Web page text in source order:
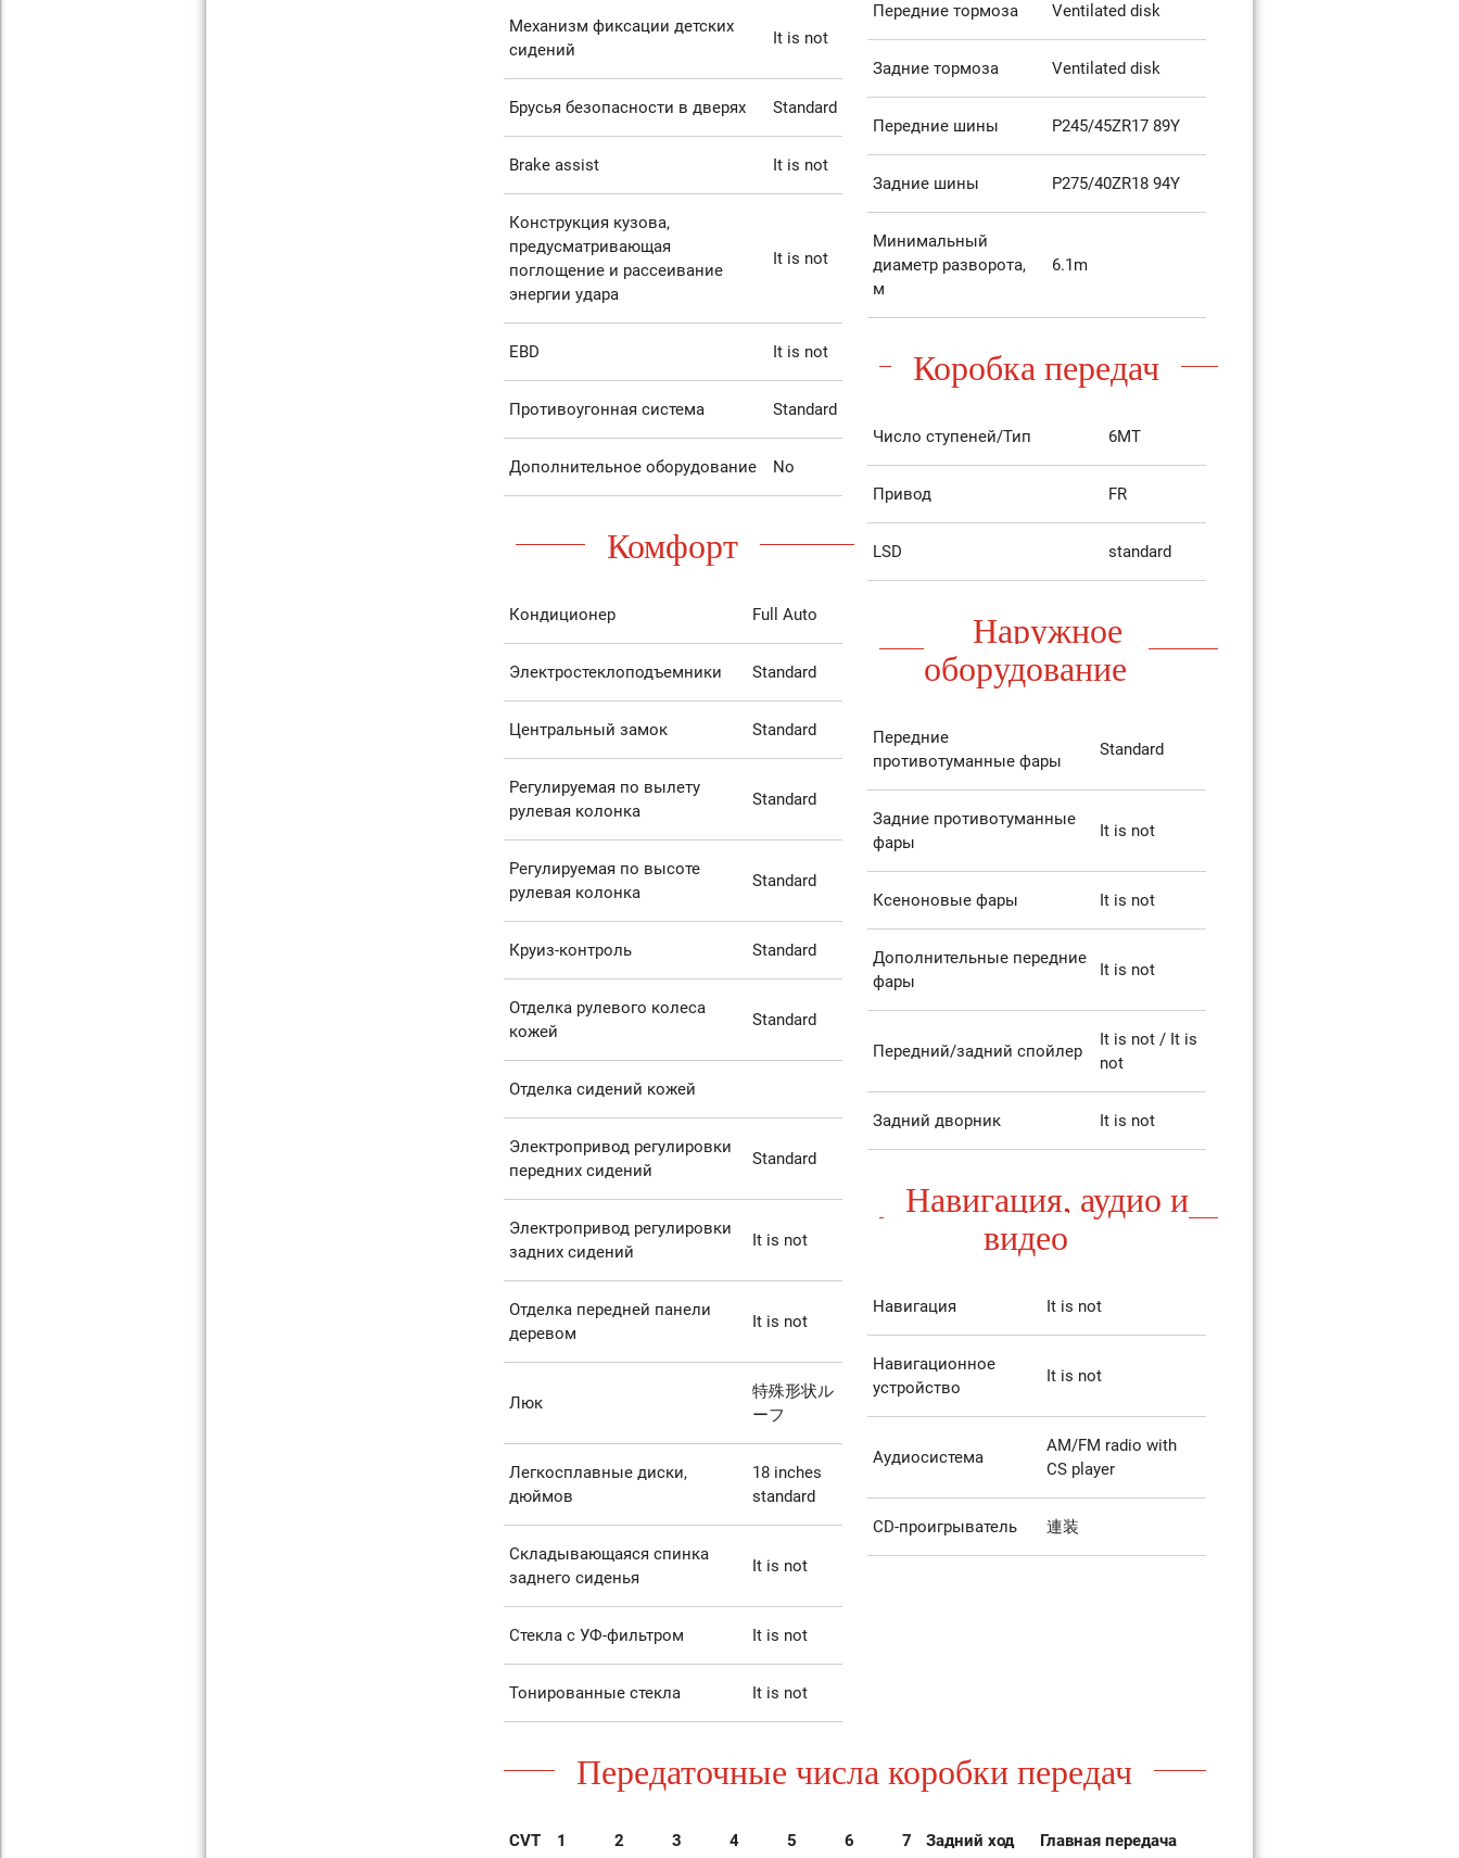
Механизм фиксации детских
сидений
It is not
Брусья безопасности в дверях Standard
Brake assist It is not
Конструкция кузова,
предусматривающая
поглощение и рассеивание
энергии удара
It is not
EBD It is not
Противоугонная система Standard
Дополнительное оборудование No
Комфорт
Кондиционер Full Auto
Электростеклоподъемники Standard
Центральный замок Standard
Регулируемая по вылету
рулевая колонка
Standard
Регулируемая по высоте
рулевая колонка
Standard
Круиз-контроль Standard
Отделка рулевого колеса
кожей
Standard
Отделка сидений кожей
Электропривод регулировки
передних сидений
Standard
Электропривод регулировки
задних сидений
It is not
Отделка передней панели
деревом
It is not
Люк
特殊形状ル
ーフ
Легкосплавные диски,
дюймов
18 inches
standard
Складывающаяся спинка
заднего сиденья
It is not
Стекла с УФ-фильтром It is not
Тонированные стекла It is not
Передние тормоза Ventilated disk
Задние тормоза Ventilated disk
Передние шины P245/45ZR17 89Y
Задние шины P275/40ZR18 94Y
Минимальный
диаметр разворота,
м
6.1m
Коробка передач
Число ступеней/Тип 6MT
Привод FR
LSD standard
Наружное
оборудование
Передние
противотуманные фары
Standard
Задние противотуманные
фары
It is not
Ксеноновые фары It is not
Дополнительные передние
фары
It is not
Передний/задний спойлер
It is not / It is
not
Задний дворник It is not
Навигация, аудио и
видео
Навигация It is not
Навигационное
устройство
It is not
Аудиосистема
AM/FM radio with
CS player
CD-проигрыватель 連装
Передаточные числа коробки передач
CVT 1 2 3 4 5 6 7 Задний ход Главная передача